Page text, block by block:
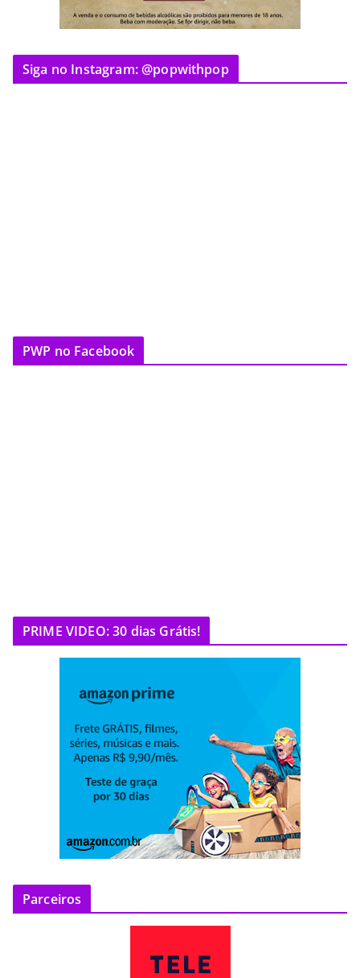
Siga no Instagram: @popwithpop
PWP no Facebook
PRIME VIDEO: 30 dias Grátis!
Parceiros